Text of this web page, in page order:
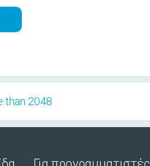
than 2048